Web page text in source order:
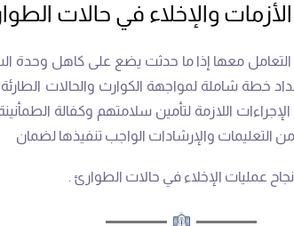
والإخلاء في حالات
معها إذا ما حدثت يضع على كاهل وحدة
خطة شاملة لمواجهة الكوارث والحالات
الإجراءات اللازمة لتأمين سلامتهم وكفالة
التعليمات والإرشادات الواجب تنفيذها لضمان
نجاح عمليات الإخلاء في حالات الطوارئ .